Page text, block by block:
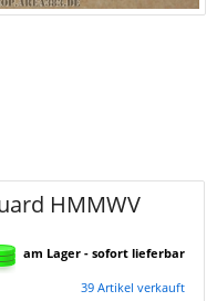
HMMWV
am Lager - sofort lieferbar
39 Artikel verkauft